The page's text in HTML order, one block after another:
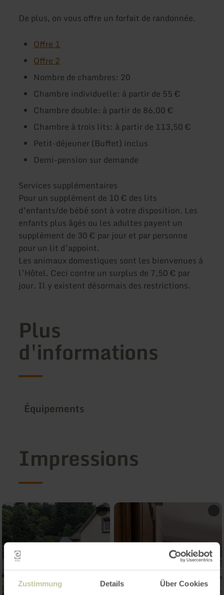
Zustimmung Details Über Cookies
De plus, on vous offre un forfait de randonnée.
Offre 1
Offre 2
Nombre de chambres: 20
Chambre individuelle: à partir de 55 €
Chambre double: à partir de 86,00 €
Chambre à trois lits: à partir de 113,50 €
Petit-déjeuner (Buffet) inclus
Demi-pension sur demande
Services supplémentaires
Pour un supplément de 10 € des lits
d’enfants/de bébé sont à votre disposition. Les
enfants plus âgés ou les adultes payent un
supplément de 30 € par jour et par personne
pour un lit d’appoint.
Les animaux domestiques sont les bienvenues à
l’Hôtel. Ceci contre un surplus de 7,50 € par
jour. Il y existent désormais des restrictions.
Plus
d'informations
Équipements
Impressions